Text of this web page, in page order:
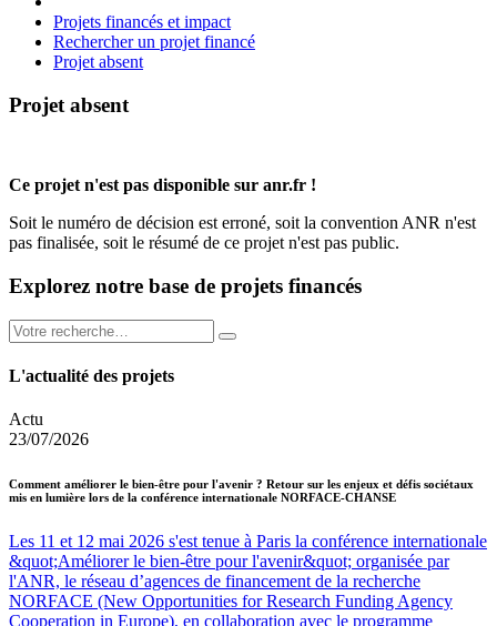
Projets financés et impact
Rechercher un projet financé
Projet absent
Projet absent
Ce projet n'est pas disponible sur anr.fr !
Soit le numéro de décision est erroné, soit la convention ANR n'est
pas finalisée, soit le résumé de ce projet n'est pas public.
Explorez notre base de projets financés
L'actualité des projets
Actu
23/07/2026
Comment améliorer le bien-être pour l'avenir ? Retour sur les enjeux et défis sociétaux
mis en lumière lors de la conférence internationale NORFACE-CHANSE
Les 11 et 12 mai 2026 s'est tenue à Paris la conférence internationale
&quot;Améliorer le bien-être pour l'avenir&quot; organisée par
l'ANR, le réseau d’agences de financement de la recherche
NORFACE (New Opportunities for Research Funding Agency
Cooperation in Europe), en collaboration avec le programme